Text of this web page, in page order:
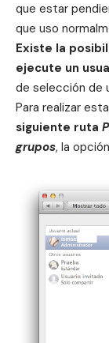
que estar
que uso
Existe la
ejecute un
de selección de
Para realizar
siguiente ruta
grupos, la